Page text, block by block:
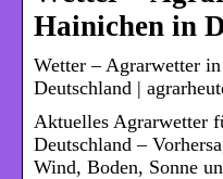
Hainichen in
Wetter – Agrarwetter
Deutschland |
Aktuelles Agrarwetter
Deutschland –
Wind, Boden, Sonne